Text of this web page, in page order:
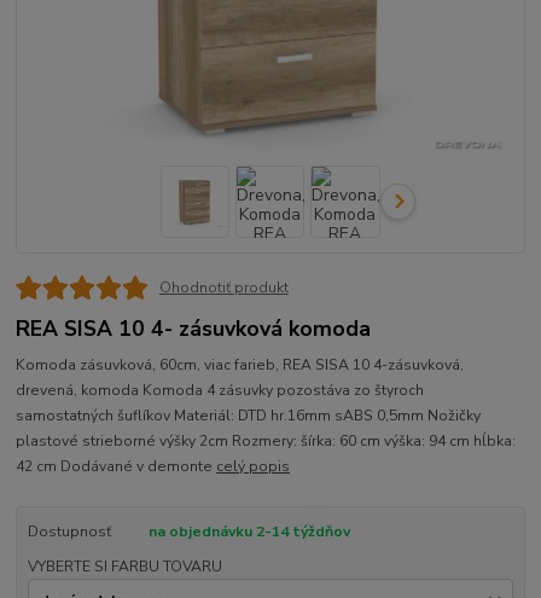
Ohodnotiť produkt
REA SISA 10 4- zásuvková komoda
Komoda zásuvková, 60cm, viac farieb, REA SISA 10 4-zásuvková,
drevená, komoda Komoda 4 zásuvky pozostáva zo štyroch
samostatných šuflíkov Materiál: DTD hr.16mm sABS 0,5mm Nožičky
plastové strieborné výšky 2cm Rozmery: šírka: 60 cm výška: 94 cm hĺbka:
42 cm Dodávané v demonte celý popis
Dostupnosť
na objednávku 2-14 týždňov
VYBERTE SI FARBU TOVARU